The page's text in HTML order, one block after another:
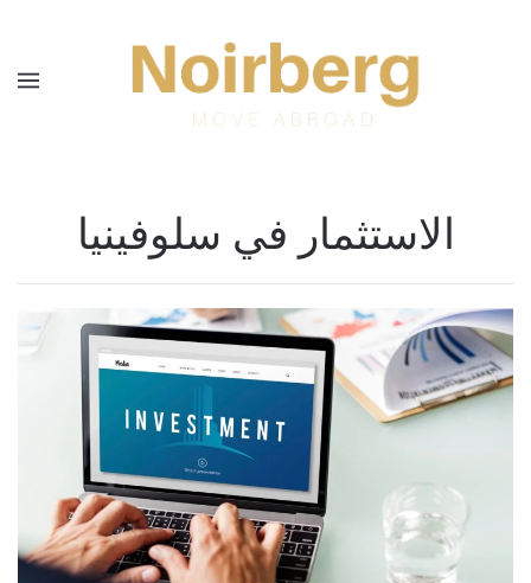
Skip to main content
الاستثمار في سلوفينيا